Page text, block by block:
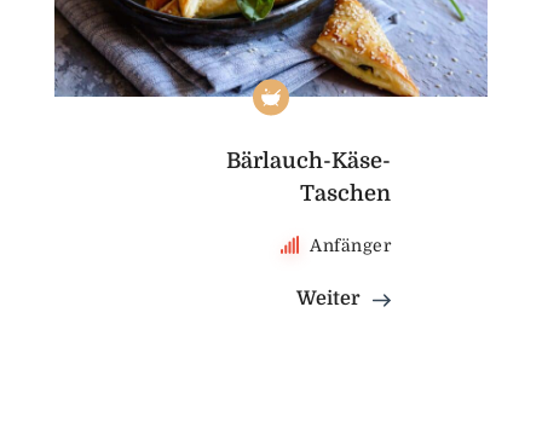
Bärlauch-Käse-
Taschen
Anfänger
Weiter